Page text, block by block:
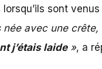
sont
née avec une crête,
j’étais laide», a